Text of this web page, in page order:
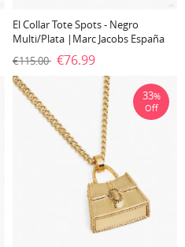
El Collar Tote Spots - Negro
Multi/plata |Marc Jacobs España
€115.00 €76.99
33%
Off